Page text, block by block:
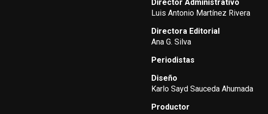
Director Administrativo
Luis Antonio Martínez Rivera
Directora Editorial
Ana G. Silva
Periodistas
Diseño
Karlo Sayd Sauceda Ahumada
Productor